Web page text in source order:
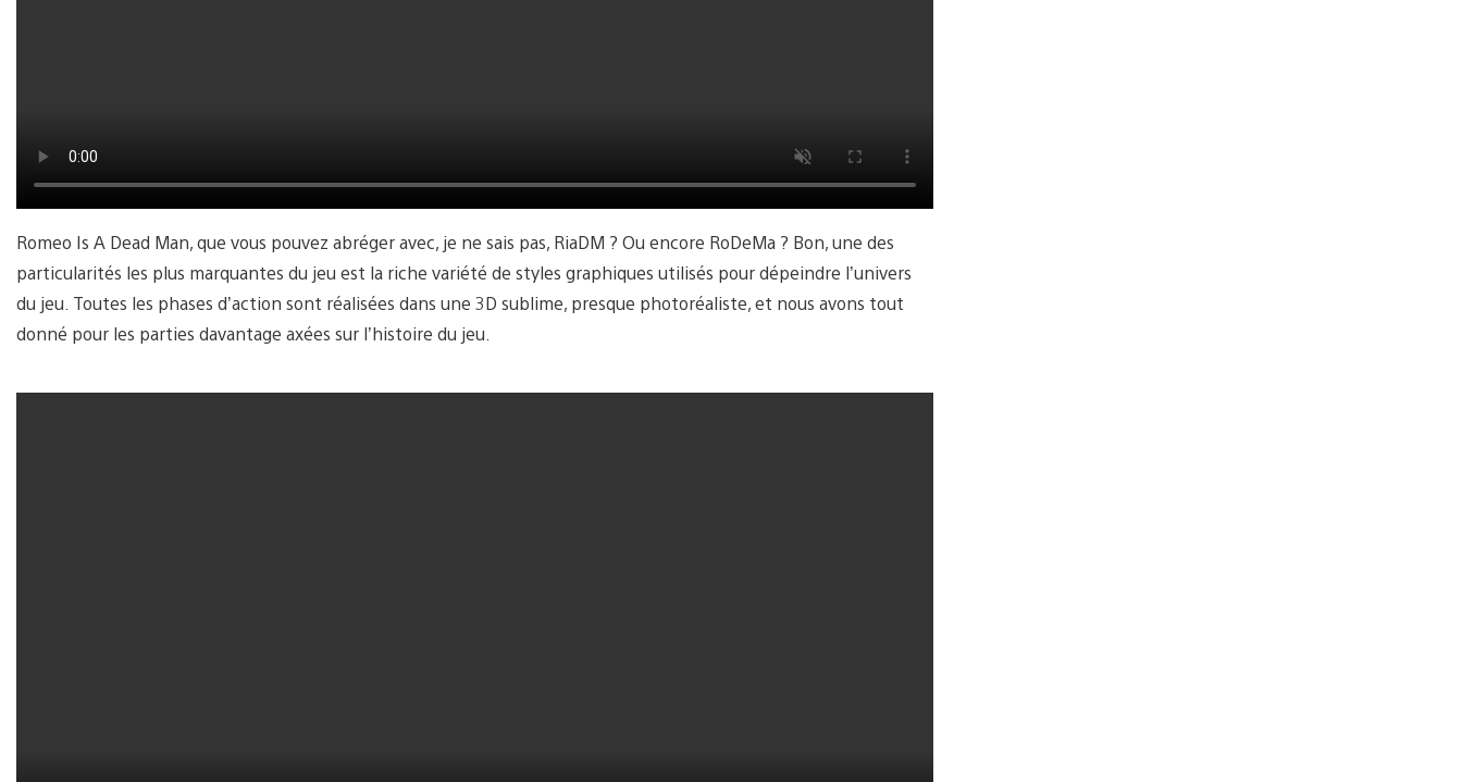
Romeo Is A Dead Man, que vous pouvez abréger avec, je ne sais pas, RiaDM ? Ou encore RoDeMa ? Bon, une des
particularités les plus marquantes du jeu est la riche variété de styles graphiques utilisés pour dépeindre l’univers
du jeu. Toutes les phases d’action sont réalisées dans une 3D sublime, presque photoréaliste, et nous avons tout
donné pour les parties davantage axées sur l’histoire du jeu.